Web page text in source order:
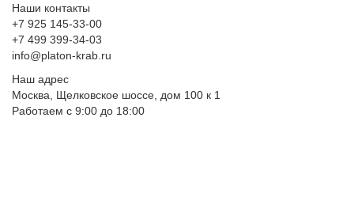
Наши контакты
+7 925 145-33-00
+7 499 399-34-03
info@platon-krab.ru
Наш адрес
Москва, Щелковское шоссе, дом 100 к 1
Работаем с 9:00 до 18:00